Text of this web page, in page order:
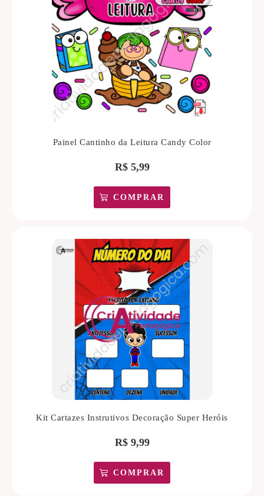
Painel Cantinho da Leitura Candy Color
R$5,99
COMPRAR
Kit Cartazes Instrutivos Decoração Super Heróis
R$9,99
COMPRAR